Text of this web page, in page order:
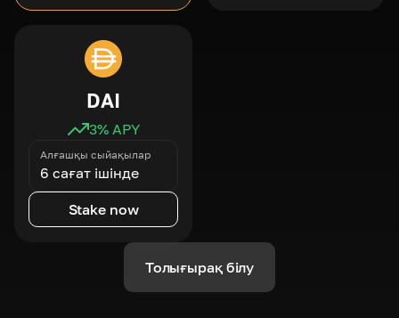
DAI
3% APY
Алғашқы сыйақылар
6 сағат ішінде
Stake now
Толығырақ білу